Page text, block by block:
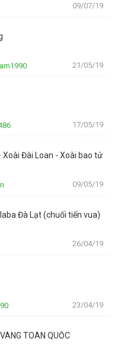
09/07/19
21/05/19
17/05/19
Xoài Đài Loan - Xoài bao tử
09/05/19
Đà Lạt (chuối tiến vua)
26/04/19
23/04/19
TOÀN QUỐC